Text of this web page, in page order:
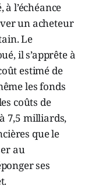
l’échéance
un acheteur
Le
il s’apprête à
estimé de
les fonds
coûts de
7,5 milliards,
que le
au
ses